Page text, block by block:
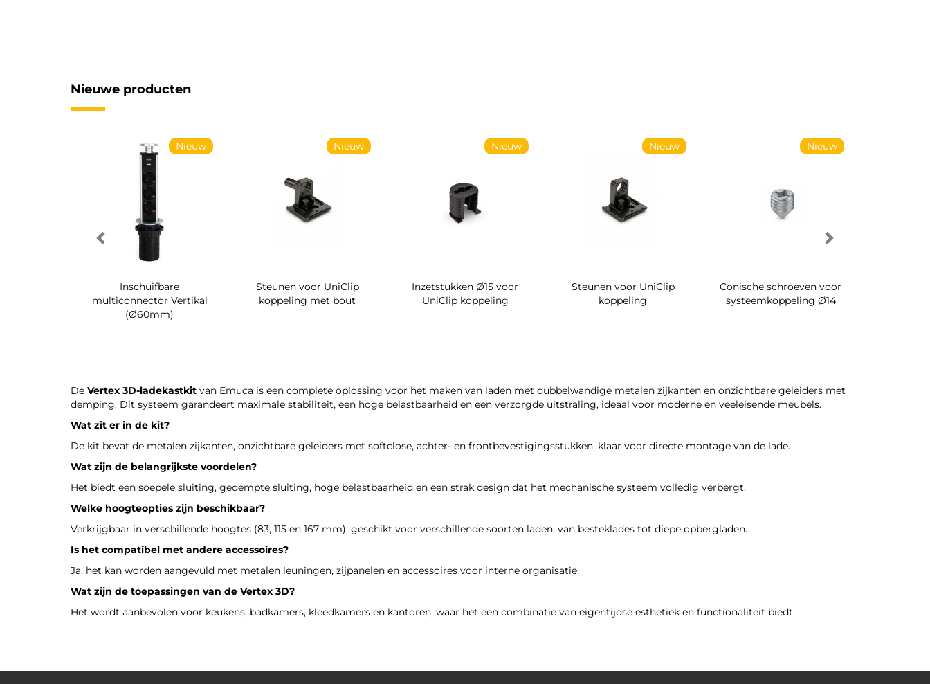
Nieuwe producten
Nieuw
Inschuifbare
multiconnector Vertikal
(Ø60mm)
Nieuw
Steunen voor UniClip
koppeling met bout
Nieuw
Inzetstukken Ø15 voor
UniClip koppeling
Nieuw
Steunen voor UniClip
koppeling
Nieuw
Conische schroeven voor
systeemkoppeling Ø14
De Vertex 3D-ladekastkit van Emuca is een complete oplossing voor het maken van laden met dubbelwandige metalen zijkanten en onzichtbare geleiders met
demping. Dit systeem garandeert maximale stabiliteit, een hoge belastbaarheid en een verzorgde uitstraling, ideaal voor moderne en veeleisende meubels.
Wat zit er in de kit?
De kit bevat de metalen zijkanten, onzichtbare geleiders met softclose, achter- en frontbevestigingsstukken, klaar voor directe montage van de lade.
Wat zijn de belangrijkste voordelen?
Het biedt een soepele sluiting, gedempte sluiting, hoge belastbaarheid en een strak design dat het mechanische systeem volledig verbergt.
Welke hoogteopties zijn beschikbaar?
Verkrijgbaar in verschillende hoogtes (83, 115 en 167 mm), geschikt voor verschillende soorten laden, van besteklades tot diepe opbergladen.
Is het compatibel met andere accessoires?
Ja, het kan worden aangevuld met metalen leuningen, zijpanelen en accessoires voor interne organisatie.
Wat zijn de toepassingen van de Vertex 3D?
Het wordt aanbevolen voor keukens, badkamers, kleedkamers en kantoren, waar het een combinatie van eigentijdse esthetiek en functionaliteit biedt.